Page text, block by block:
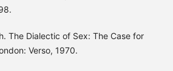
The Dialectic of Sex: The Case for
Verso, 1970.